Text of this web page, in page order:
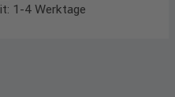
1-4 Werktage